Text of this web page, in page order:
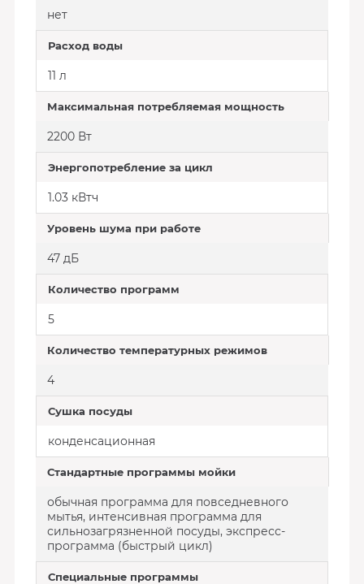
нет
Расход воды
11 л
Максимальная потребляемая мощность
2200 Вт
Энергопотребление за цикл
1.03 кВтч
Уровень шума при работе
47 дБ
Количество программ
5
Количество температурных режимов
4
Сушка посуды
конденсационная
Стандартные программы мойки
обычная программа для повседневного
мытья, интенсивная программа для
сильнозагрязненной посуды, экспресс-
программа (быстрый цикл)
Специальные программы